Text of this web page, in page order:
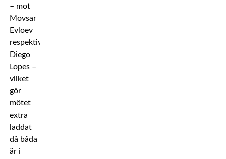
– mot
Movsar
Evloev
respektive
Diego
Lopes –
vilket
gör
mötet
extra
laddat
då båda
är i